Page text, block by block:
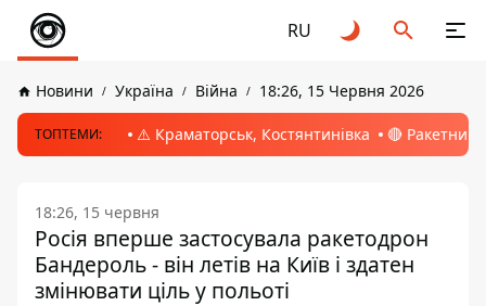
RU
Новини Україна Війна 18:26, 15 Червня 2026
ТОПТЕМИ: ⚠️ Краматорськ, Костянтинівка 🔴 Ракетний
18:26, 15 червня
Росія вперше застосувала ракетодрон
Бандероль - він летів на Київ і здатен
змінювати ціль у польоті